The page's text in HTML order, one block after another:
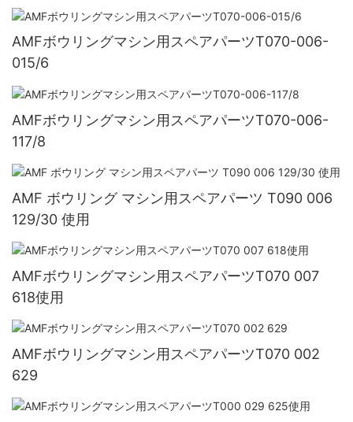
AMFボウリングマシン用スペアパーツT070-006-
015/6
AMFボウリングマシン用スペアパーツT070-006-
117/8
AMF ボウリング マシン用スペアパーツ T090 006
129/30 使用
AMFボウリングマシン用スペアパーツT070 007
618使用
AMFボウリングマシン用スペアパーツT070 002
629